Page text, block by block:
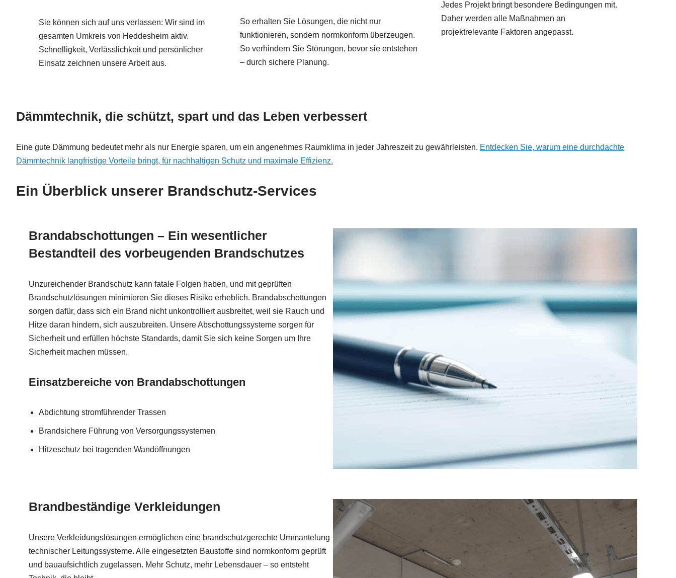
Sie können sich auf uns verlassen: Wir sind im
gesamten Umkreis von Heddesheim aktiv.
Schnelligkeit, Verlässlichkeit und persönlicher
Einsatz zeichnen unsere Arbeit aus.
So erhalten Sie Lösungen, die nicht nur
funktionieren, sondern normkonform überzeugen.
So verhindern Sie Störungen, bevor sie entstehen
– durch sichere Planung.
Jedes Projekt bringt besondere Bedingungen mit.
Daher werden alle Maßnahmen an
projektrelevante Faktoren angepasst.
Dämmtechnik, die schützt, spart und das Leben verbessert
Eine gute Dämmung bedeutet mehr als nur Energie sparen, um ein angenehmes Raumklima in jeder Jahreszeit zu gewährleisten. Entdecken Sie, warum eine durchdachte
Dämmtechnik langfristige Vorteile bringt, für nachhaltigen Schutz und maximale Effizienz.
Ein Überblick unserer Brandschutz-Services
Brandabschottungen – Ein wesentlicher
Bestandteil des vorbeugenden Brandschutzes
Unzureichender Brandschutz kann fatale Folgen haben, und mit geprüften
Brandschutzlösungen minimieren Sie dieses Risiko erheblich. Brandabschottungen
sorgen dafür, dass sich ein Brand nicht unkontrolliert ausbreitet, weil sie Rauch und
Hitze daran hindern, sich auszubreiten. Unsere Abschottungssysteme sorgen für
Sicherheit und erfüllen höchste Standards, damit Sie sich keine Sorgen um Ihre
Sicherheit machen müssen.
Einsatzbereiche von Brandabschottungen
Abdichtung stromführender Trassen
Brandsichere Führung von Versorgungssystemen
Hitzeschutz bei tragenden Wandöffnungen
Brandbeständige Verkleidungen
Unsere Verkleidungslösungen ermöglichen eine brandschutzgerechte Ummantelung
technischer Leitungssysteme. Alle eingesetzten Baustoffe sind normkonform geprüft
und bauaufsichtlich zugelassen. Mehr Schutz, mehr Lebensdauer – so entsteht